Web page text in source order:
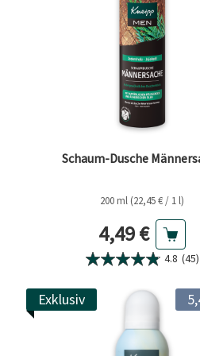
Schaum-Dusche
200 ml (22,45 € / 1 l)
Aktueller
4,49 €
4.8 (45)
Exklusiv